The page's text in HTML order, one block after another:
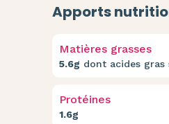
Apports
Matières grasses
5.6g dont acides gras
Protéines
1.6g